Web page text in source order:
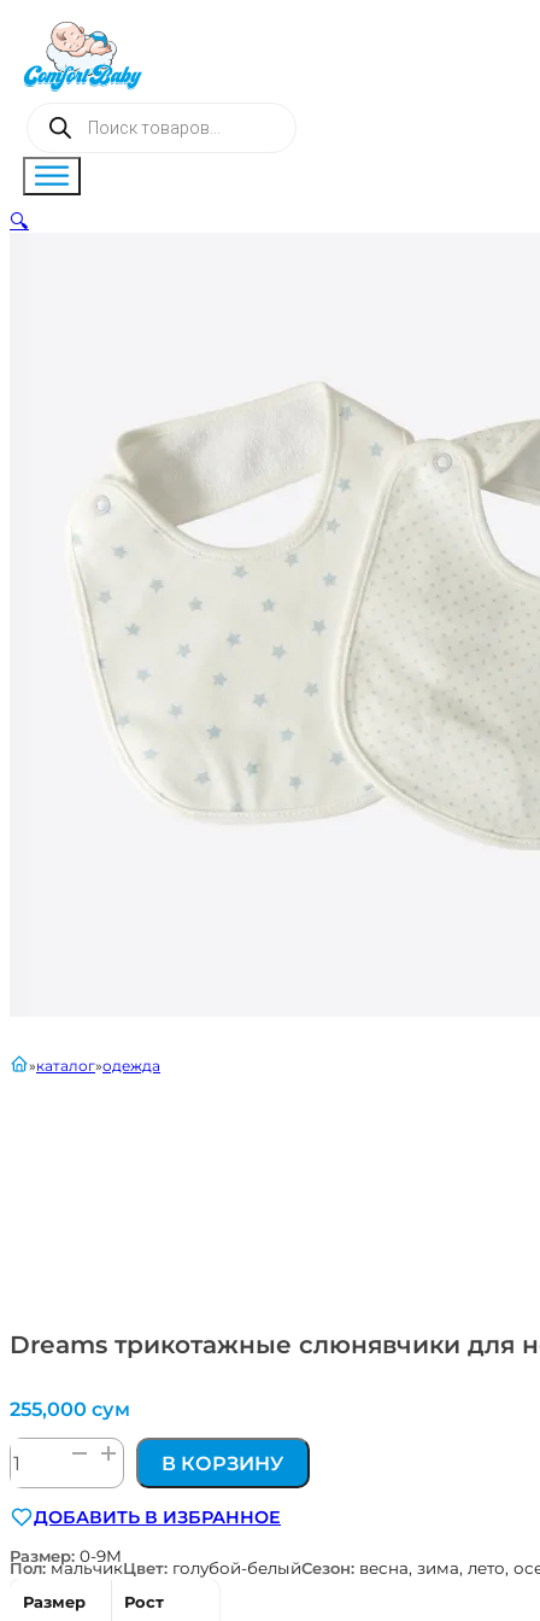
Поиск
товаров
Dreams трикотажные слюнявчики для
главнаякаталог одежда
255,000 сум
Количество
товара
трикотажные
слюнявчики
для
новорожденных
В КОРЗИНУ
ДОБАВИТЬ В ИЗБРАННОЕ
Размер: 0-9М
Пол:мальчикЦвет: голубой-белыйСезон: весна, зима, лето,
Размер
Рост
🔍